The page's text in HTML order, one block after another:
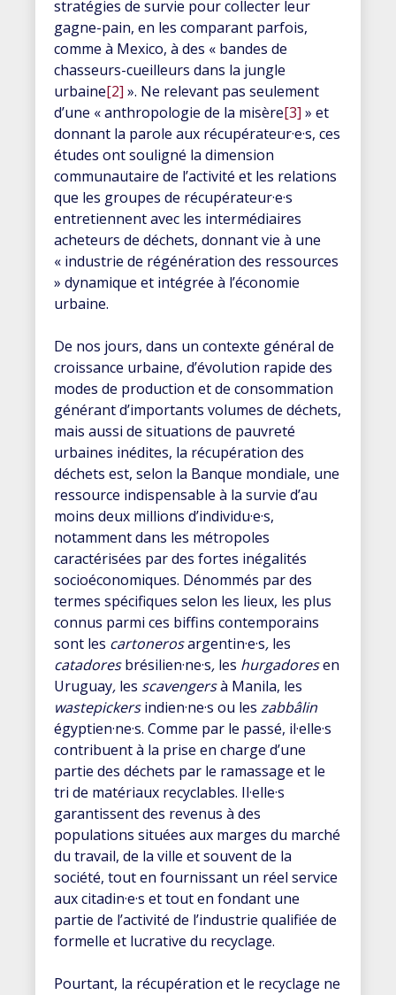
stratégies de survie pour collecter leur
gagne-pain, en les comparant parfois,
comme à Mexico, à des « bandes de
chasseurs-cueilleurs dans la jungle
urbaine[2] ». Ne relevant pas seulement
d’une « anthropologie de la misère[3] » et
donnant la parole aux récupérateur·e·s, ces
études ont souligné la dimension
communautaire de l’activité et les relations
que les groupes de récupérateur·e·s
entretiennent avec les intermédiaires
acheteurs de déchets, donnant vie à une
« industrie de régénération des ressources
» dynamique et intégrée à l’économie
urbaine.
De nos jours, dans un contexte général de
croissance urbaine, d’évolution rapide des
modes de production et de consommation
générant d’importants volumes de déchets,
mais aussi de situations de pauvreté
urbaines inédites, la récupération des
déchets est, selon la Banque mondiale, une
ressource indispensable à la survie d’au
moins deux millions d’individu·e·s,
notamment dans les métropoles
caractérisées par des fortes inégalités
socioéconomiques. Dénommés par des
termes spécifiques selon les lieux, les plus
connus parmi ces biffins contemporains
sont les cartonerosargentin·e·s, les
catadoresbrésilien·ne·s, les hurgadoresen
Uruguay, les scavengersà Manila, les
wastepickersindien·ne·s ou les zabbâlin
égyptien·ne·s. Comme par le passé, il·elle·s
contribuent à la prise en charge d’une
partie des déchets par le ramassage et le
tri de matériaux recyclables. Il·elle·s
garantissent des revenus à des
populations situées aux marges du marché
du travail, de la ville et souvent de la
société, tout en fournissant un réel service
aux citadin·e·s et tout en fondant une
partie de l’activité de l’industrie qualifiée de
formelle et lucrative du recyclage.
Pourtant, la récupération et le recyclage ne